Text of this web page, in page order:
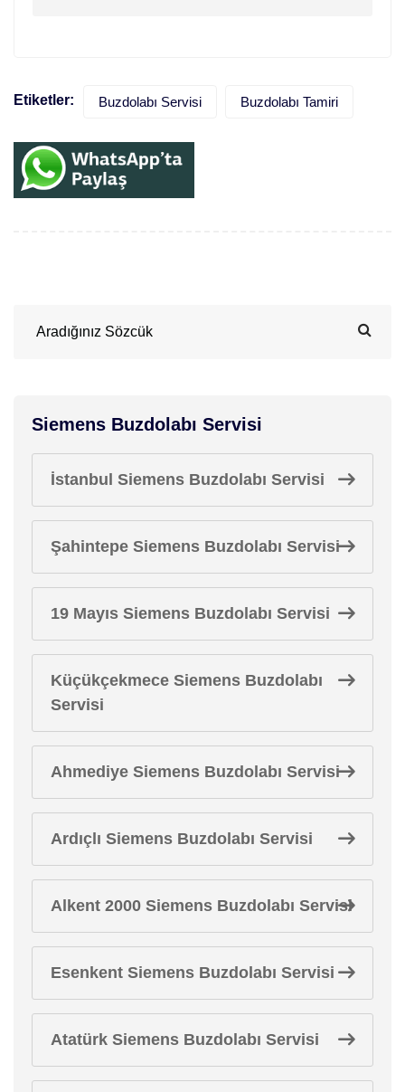
Etiketler: Buzdolabı Servisi Buzdolabı Tamiri
Siemens Buzdolabı Servisi
İstanbul Siemens Buzdolabı Servisi
Şahintepe Siemens Buzdolabı Servisi
19 Mayıs Siemens Buzdolabı Servisi
Küçükçekmece Siemens Buzdolabı
Servisi
Ahmediye Siemens Buzdolabı Servisi
Ardıçlı Siemens Buzdolabı Servisi
Alkent 2000 Siemens Buzdolabı Servisi
Esenkent Siemens Buzdolabı Servisi
Atatürk Siemens Buzdolabı Servisi